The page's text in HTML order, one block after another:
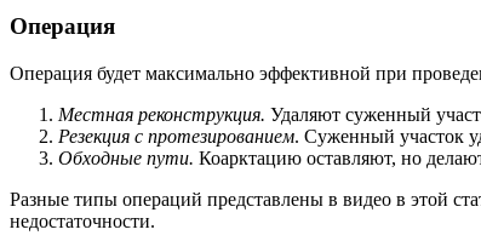
Операция
Операция будет максимально эффективной при
Местная реконструкция. Удаляют суженный
Резекция с протезированием. Суженный участок
Обходные пути. Коарктацию оставляют, но
Разные типы операций представлены в видео в этой
недостаточности.